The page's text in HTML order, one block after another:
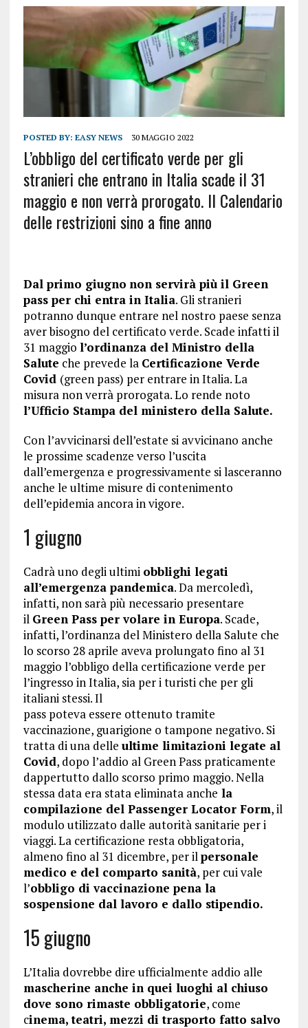
POSTED BY: EASY NEWS 30 MAGGIO 2022
L’obbligo del certificato verde per gli
stranieri che entrano in Italia scade il 31
maggio e non verrà prorogato. Il Calendario
delle restrizioni sino a fine anno
Dal primo giugno non servirà più il Green
pass per chi entra in Italia. Gli stranieri
potranno dunque entrare nel nostro paese senza
aver bisogno del certificato verde. Scade infatti il
31 maggio l’ordinanza del Ministro della
Salute che prevede la Certificazione Verde
Covid (green pass) per entrare in Italia. La
misura non verrà prorogata. Lo rende noto
l’Ufficio Stampa del ministero della Salute.
Con l’avvicinarsi dell’estate si avvicinano anche
le prossime scadenze verso l’uscita
dall’emergenza e progressivamente si lasceranno
anche le ultime misure di contenimento
dell’epidemia ancora in vigore.
1 giugno
Cadrà uno degli ultimi obblighi legati
all’emergenza pandemica. Da mercoledì,
infatti, non sarà più necessario presentare
il Green Pass per volare in Europa. Scade,
infatti, l’ordinanza del Ministero della Salute che
lo scorso 28 aprile aveva prolungato fino al 31
maggio l’obbligo della certificazione verde per
l’ingresso in Italia, sia per i turisti che per gli
italiani stessi. Il
pass poteva essere ottenuto tramite
vaccinazione, guarigione o tampone negativo. Si
tratta di una delle ultime limitazioni legate al
Covid, dopo l’addio al Green Pass praticamente
dappertutto dallo scorso primo maggio. Nella
stessa data era stata eliminata anche la
compilazione del Passenger Locator Form, il
modulo utilizzato dalle autorità sanitarie per i
viaggi. La certificazione resta obbligatoria,
almeno fino al 31 dicembre, per ilpersonale
medico e del comparto sanità, per cui vale
l’obbligo di vaccinazione pena la
sospensione dal lavoro e dallo stipendio.
15 giugno
L’Italia dovrebbe dire ufficialmente addio alle
mascherine anche in quei luoghi al chiuso
dove sono rimaste obbligatorie, come
cinema, teatri, mezzi di trasporto fatto salvo